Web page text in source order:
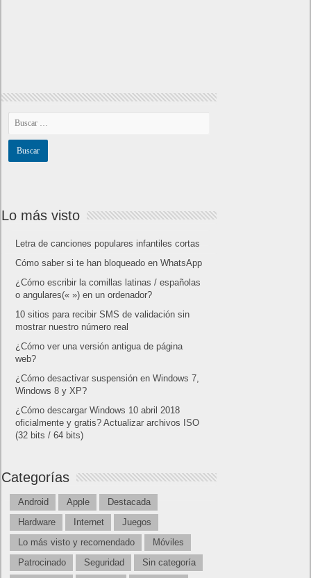
Lo más visto
Letra de canciones populares infantiles cortas
Cómo saber si te han bloqueado en WhatsApp
¿Cómo escribir la comillas latinas / españolas
o angulares(« ») en un ordenador?
10 sitios para recibir SMS de validación sin
mostrar nuestro número real
¿Cómo ver una versión antigua de página
web?
¿Cómo desactivar suspensión en Windows 7,
Windows 8 y XP?
¿Cómo descargar Windows 10 abril 2018
oficialmente y gratis? Actualizar archivos ISO
(32 bits / 64 bits)
Categorías
Android Apple
Destacada
Hardware
Internet
Juegos
Lo más visto y recomendado
Móviles
Patrocinado
Seguridad
Sin categoría